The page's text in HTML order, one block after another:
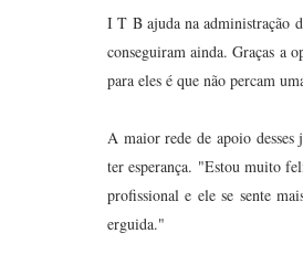
I T B ajuda na administração
conseguiram ainda. Graças a
para eles é que não percam
A maior rede de apoio
ter esperança. "Estou muito
profissional e ele se sente
erguida."